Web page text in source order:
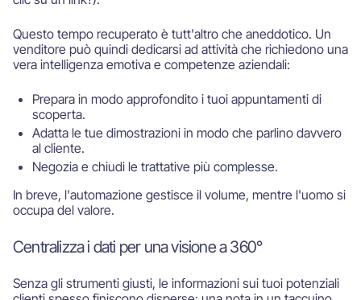
Questo tempo recuperato è tutt'altro che aneddotico. Un
venditore può quindi dedicarsi ad attività che richiedono una
vera intelligenza emotiva e competenze aziendali:
Prepara in modo approfondito i tuoi appuntamenti di
scoperta.
Adatta le tue dimostrazioni in modo che parlino davvero
al cliente.
Negozia e chiudi le trattative più complesse.
In breve, l'automazione gestisce il volume, mentre l'uomo si
occupa del valore.
Centralizza i dati per una visione a 360°
Senza gli strumenti giusti, le informazioni sui tuoi potenziali